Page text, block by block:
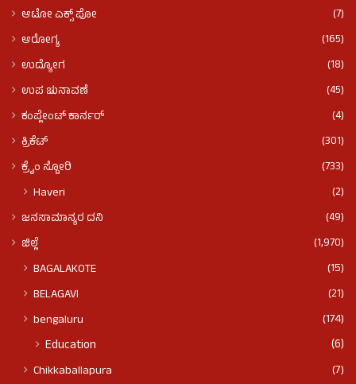
ಆಟೋ ಎಕ್ಸ್ ಪೋ
(7)
ಆರೋಗ್ಯ
(165)
ಉದ್ಯೋಗ
(18)
ಉಪ ಚುನಾವಣೆ
(45)
ಕಂಪ್ಲೇಂಟ್ ಕಾರ್ನರ್
(4)
ಕ್ರಿಕೆಟ್
(301)
ಕ್ರೈಂ ಸ್ಟೋರಿ
(733)
Haveri (2)
ಜನಸಾಮಾನ್ಯರ ದನಿ
(49)
ಜಿಲ್ಲೆ
(1,970)
BAGALAKOTE
(15)
BELAGAVI
(21)
bengaluru
(174)
Education (6)
Chikkaballapura
(7)